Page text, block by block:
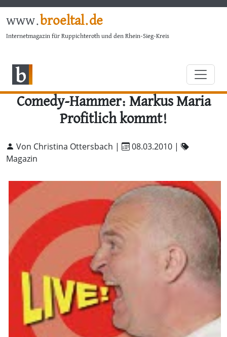
www.broeltal.de
Internetmagazin für Ruppichteroth und den Rhein-Sieg-Kreis
Comedy-Hammer: Markus Maria
Profitlich kommt!
Von Christina Ottersbach | 08.03.2010 |
Magazin